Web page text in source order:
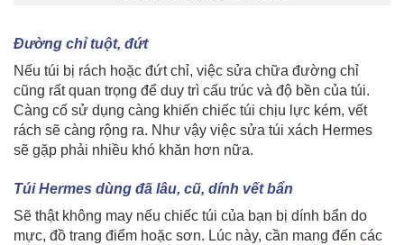
Đường chỉ tuột, đứt
Nếu túi bị rách hoặc đứt chỉ, việc sửa chữa đường chỉ
cũng rất quan trọng để duy trì cấu trúc và độ bền của túi.
Càng cố sử dụng càng khiến chiếc túi chịu lực kém, vết
rách sẽ càng rộng ra. Như vậy việc sửa túi xách Hermes
sẽ gặp phải nhiều khó khăn hơn nữa.
Túi Hermes dùng đã lâu, cũ, dính vết bẩn
Sẽ thật không may nếu chiếc túi của bạn bị dính bẩn do
mực, đồ trang điểm hoặc sơn. Lúc này, cần mang đến các